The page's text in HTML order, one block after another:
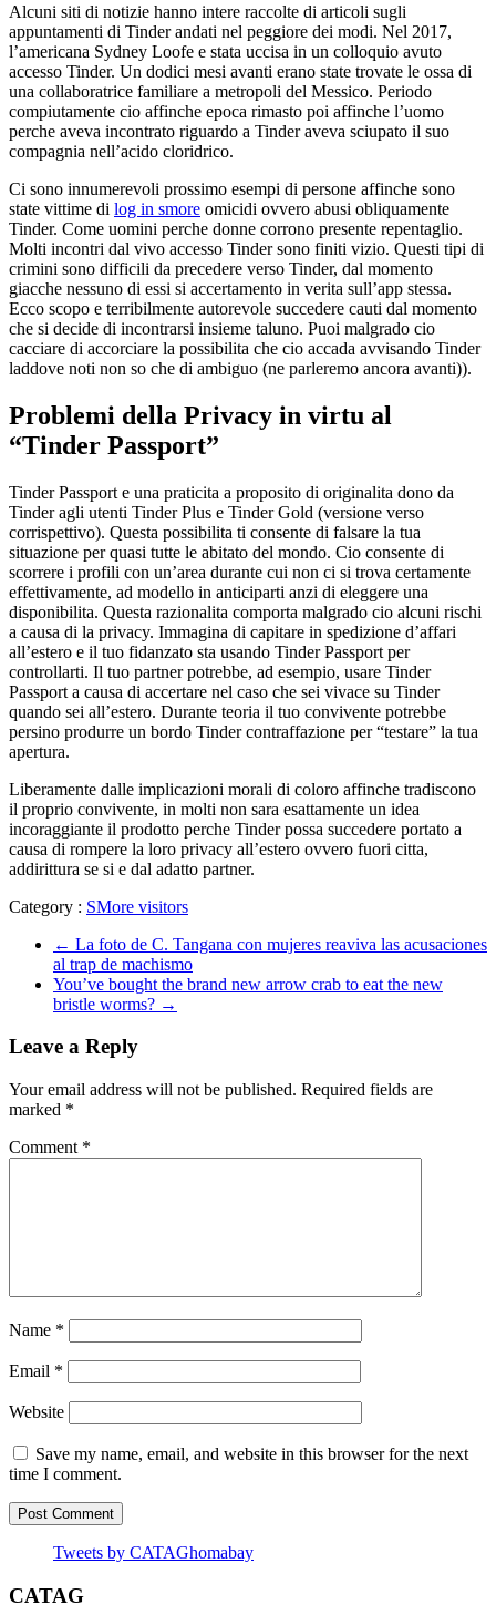
Alcuni siti di notizie hanno intere raccolte di articoli sugli
appuntamenti di Tinder andati nel peggiore dei modi. Nel 2017,
l’americana Sydney Loofe e stata uccisa in un colloquio avuto
accesso Tinder. Un dodici mesi avanti erano state trovate le ossa di
una collaboratrice familiare a metropoli del Messico. Periodo
compiutamente cio affinche epoca rimasto poi affinche l’uomo
perche aveva incontrato riguardo a Tinder aveva sciupato il suo
compagnia nell’acido cloridrico.
Ci sono innumerevoli prossimo esempi di persone affinche sono
state vittime di log in smore omicidi ovvero abusi obliquamente
Tinder. Come uomini perche donne corrono presente repentaglio.
Molti incontri dal vivo accesso Tinder sono finiti vizio. Questi tipi di
crimini sono difficili da precedere verso Tinder, dal momento
giacche nessuno di essi si accertamento in verita sull’app stessa.
Ecco scopo e terribilmente autorevole succedere cauti dal momento
che si decide di incontrarsi insieme taluno. Puoi malgrado cio
cacciare di accorciare la possibilita che cio accada avvisando Tinder
laddove noti non so che di ambiguo (ne parleremo ancora avanti)).
Problemi della Privacy in virtu al
“Tinder Passport”
Tinder Passport e una praticita a proposito di originalita dono da
Tinder agli utenti Tinder Plus e Tinder Gold (versione verso
corrispettivo). Questa possibilita ti consente di falsare la tua
situazione per quasi tutte le abitato del mondo. Cio consente di
scorrere i profili con un’area durante cui non ci si trova certamente
effettivamente, ad modello in anticiparti anzi di eleggere una
disponibilita. Questa razionalita comporta malgrado cio alcuni rischi
a causa di la privacy. Immagina di capitare in spedizione d’affari
all’estero e il tuo fidanzato sta usando Tinder Passport per
controllarti. Il tuo partner potrebbe, ad esempio, usare Tinder
Passport a causa di accertare nel caso che sei vivace su Tinder
quando sei all’estero. Durante teoria il tuo convivente potrebbe
persino produrre un bordo Tinder contraffazione per “testare” la tua
apertura.
Liberamente dalle implicazioni morali di coloro affinche tradiscono
il proprio convivente, in molti non sara esattamente un idea
incoraggiante il prodotto perche Tinder possa succedere portato a
causa di rompere la loro privacy all’estero ovvero fuori citta,
addirittura se si e dal adatto partner.
Category : SMore visitors
← La foto de C. Tangana con mujeres reaviva las acusaciones
al trap de machismo
You’ve bought the brand new arrow crab to eat the new
bristle worms? →
Leave a Reply
Your email address will not be published. Required fields are
marked *
Comment *
Name *
Email *
Website
Save my name, email, and website in this browser for the next
time I comment.
Tweets by CATAGhomabay
CATAG